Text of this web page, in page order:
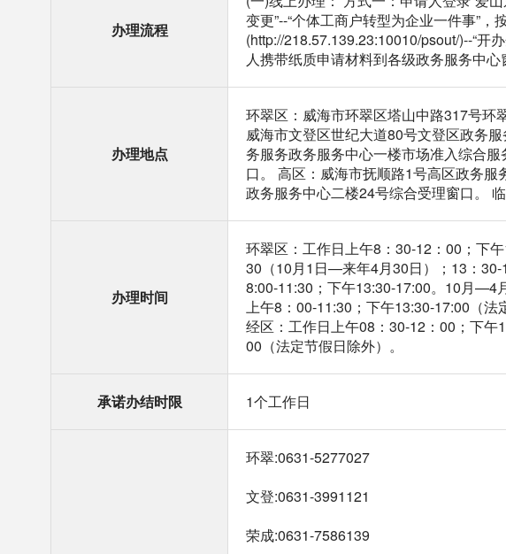
办理流程
变更”--“个体工商户转型为企业一件事”
(http://218.57.139.23:10010/psout/)--“开
人携带纸质申请材料到各级政务服务中心
办理地点
环翠区：威海市环翠区塔山中路317号环
威海市文登区世纪大道80号文登区政务
务服务政务服务中心一楼市场准入综合
口。 高区：威海市抚顺路1号高区政务
政务服务中心二楼24号综合受理窗口。
办理时间
环翠区：工作日上午8：30-12：00；下
30（10月1日—来年4月30日）；13：
8:00-11:30；下午13:30-17:00。10月—4
上午8：00-11:30；下午13:30-17:00（法
经区：工作日上午08：30-12：00；下午
00（法定节假日除外）。
承诺办结时限 1个工作日
环翠:0631-5277027
文登:0631-3991121
荣成:0631-7586139